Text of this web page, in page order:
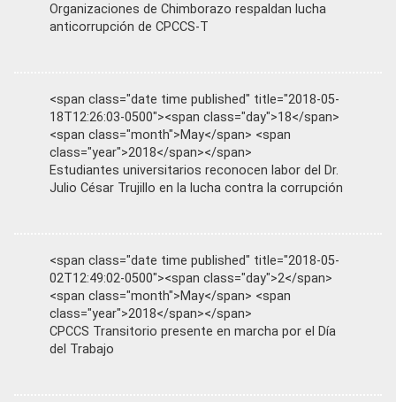
Organizaciones de Chimborazo respaldan lucha
anticorrupción de CPCCS-T
<span class="date time published" title="2018-05-
18T12:26:03-0500"><span class="day">18</span>
<span class="month">May</span> <span
class="year">2018</span></span>
Estudiantes universitarios reconocen labor del Dr.
Julio César Trujillo en la lucha contra la corrupción
<span class="date time published" title="2018-05-
02T12:49:02-0500"><span class="day">2</span>
<span class="month">May</span> <span
class="year">2018</span></span>
CPCCS Transitorio presente en marcha por el Día
del Trabajo